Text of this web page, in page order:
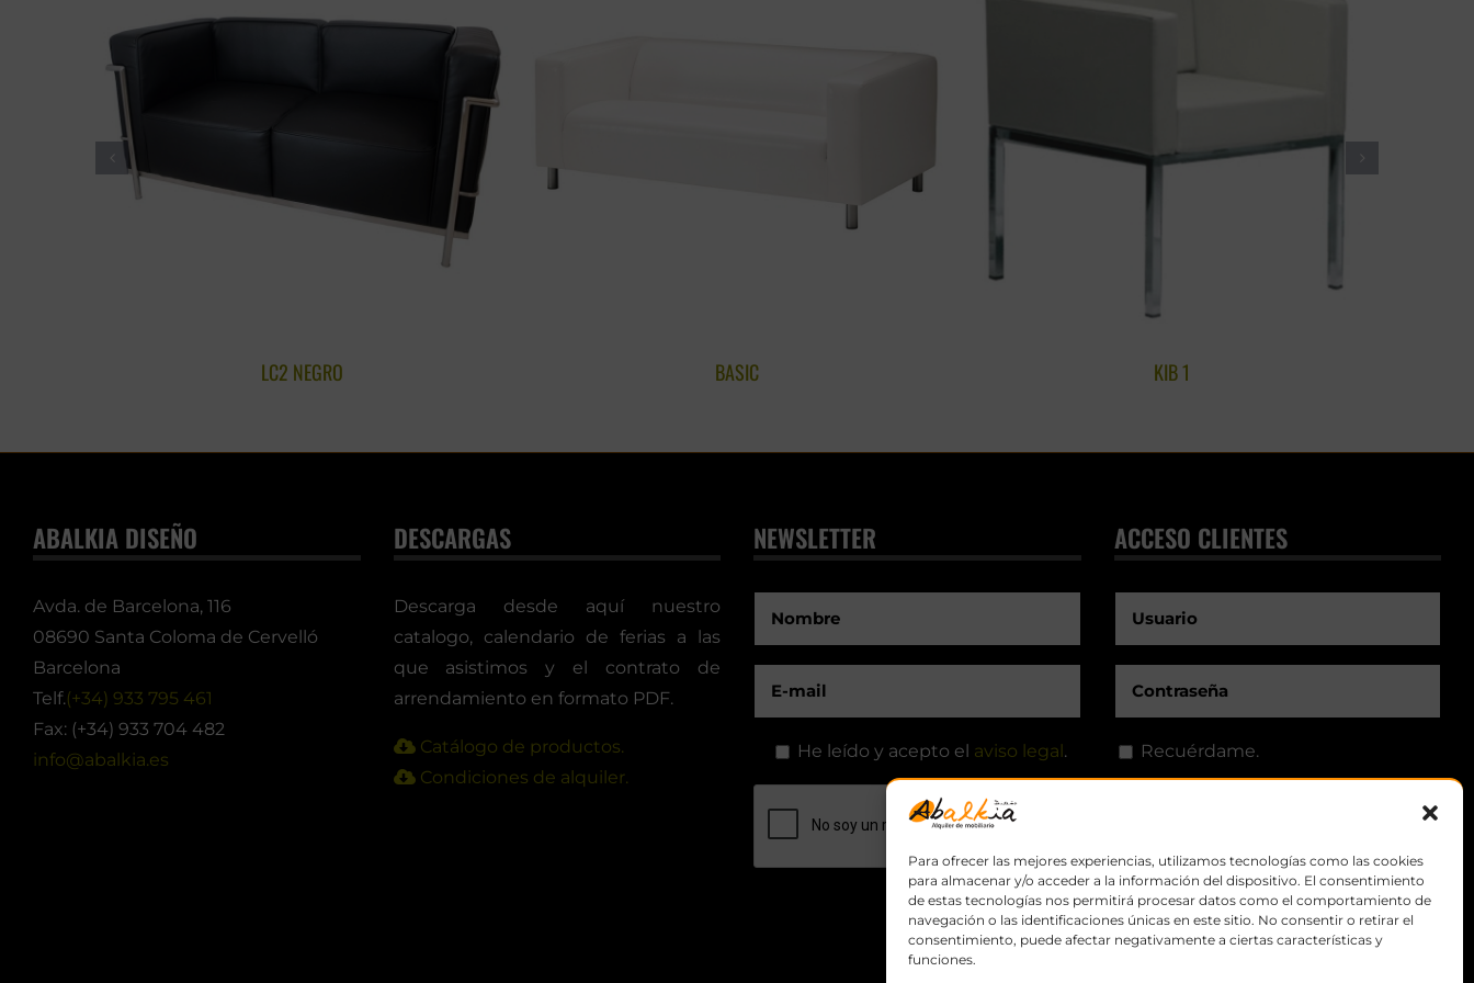
Para ofrecer las mejores experiencias, utilizamos tecnologías como las cookies
para almacenar y/o acceder a la información del dispositivo. El consentimiento
de estas tecnologías nos permitirá procesar datos como el comportamiento de
navegación o las identificaciones únicas en este sitio. No consentir o retirar el
consentimiento, puede afectar negativamente a ciertas características y
funciones.
LC2 NEGRO BASIC KIB 1
ABALKIA DISEÑO
Avda. de Barcelona, 116
08690 Santa Coloma de Cervelló
Barcelona
Telf.(+34) 933 795 461
Fax: (+34) 933 704 482
info@abalkia.es
DESCARGAS
Descarga desde aquí nuestro
catalogo, calendario de ferias a las
que asistimos y el contrato de
arrendamiento en formato PDF.
Catálogo de productos.
Condiciones de alquiler.
NEWSLETTER
He leído y acepto el aviso legal.
ACCESO CLIENTES
Recuérdame.